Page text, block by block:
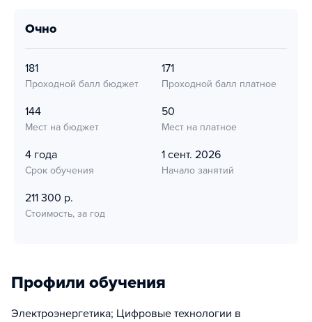
очно
181
Проходной балл бюджет
171
Проходной балл платное
144
Мест на бюджет
50
Мест на платное
4 года
Срок обучения
1 сент. 2026
Начало занятий
211 300 р.
Стоимость, за год
Профили обучения
Электроэнергетика; Цифровые технологии в